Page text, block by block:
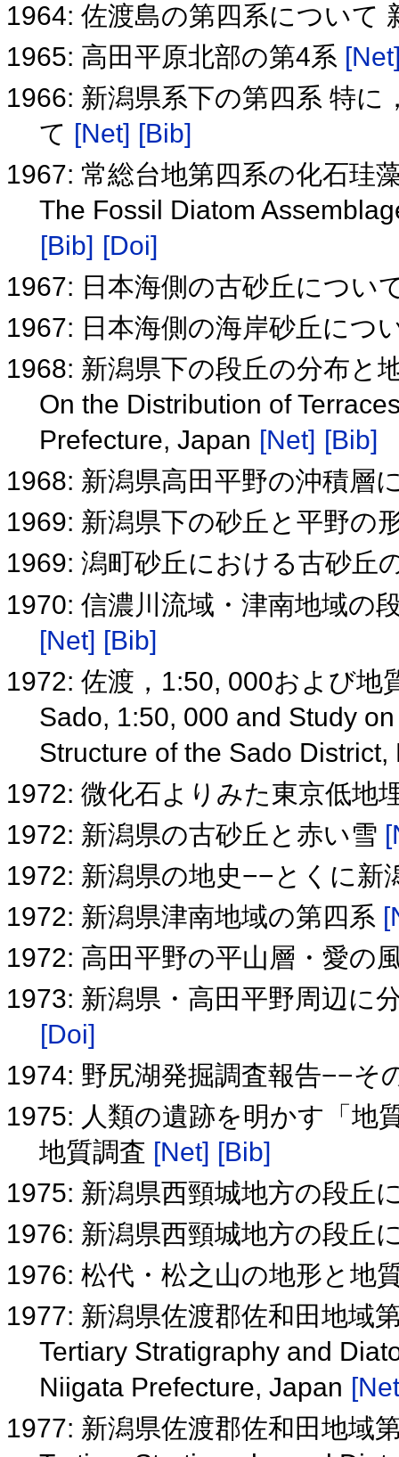
1964: 佐渡島の第四系について
1965: 高田平原北部の第4系
1966: 新潟県系下の第四系 特
て [Net] [Bib]
1967: 常総台地第四系の化石珪
The Fossil Diatom
[Bib] [Doi]
1967: 日本海側の古砂丘につい
1967: 日本海側の海岸砂丘につ
1968: 新潟県下の段丘の分布と
On the Distribution of
Prefecture, Japan [Net] [Bib]
1968: 新潟県高田平野の沖積層
1969: 新潟県下の砂丘と平野の
1969: 潟町砂丘における古砂丘
1970: 信濃川流域・津南地域の
[Net] [Bib]
1972: 佐渡，1:50, 000および地
Sado, 1:50, 000 and Study
Structure of the Sado
1972: 微化石よりみた東京低地
1972: 新潟県の古砂丘と赤い雪
1972: 新潟県の地史−−とくに
1972: 新潟県津南地域の第四系
1972: 高田平野の平山層・愛の
1973: 新潟県・高田平野周辺に
[Doi]
1974: 野尻湖発掘調査報告−−そ
1975: 人類の遺跡を明かす「地
地質調査 [Net] [Bib]
1975: 新潟県西頸城地方の段丘
1976: 新潟県西頸城地方の段丘
1976: 松代・松之山の地形と地
1977: 新潟県佐渡郡佐和田地域
Tertiary Stratigraphy and
Niigata Prefecture, Japan
1977: 新潟県佐渡郡佐和田地域